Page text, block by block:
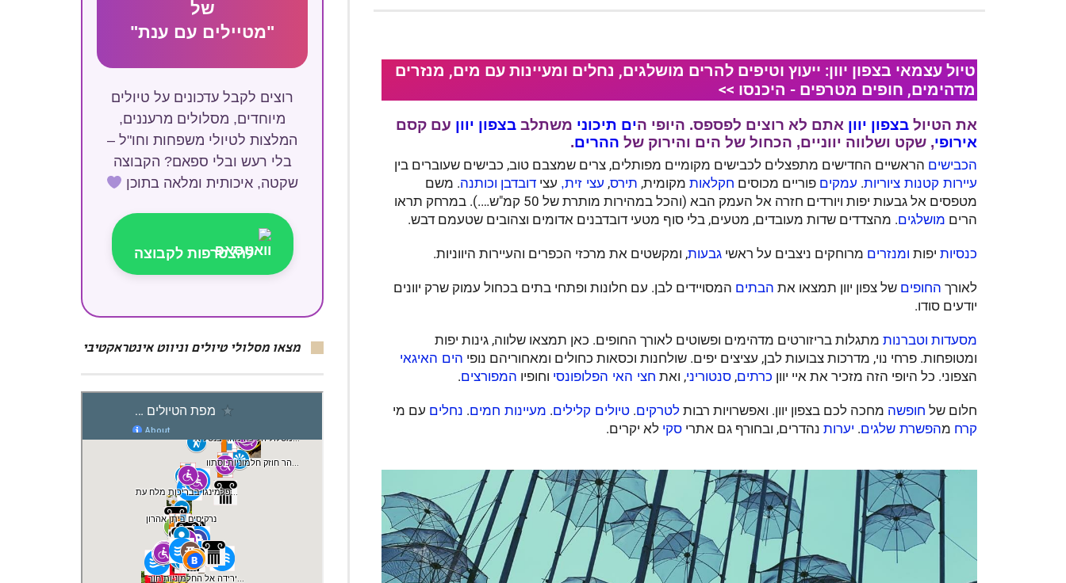
טיול עצמאי בצפון יוון: ייעוץ וטיפים להרים מושלגים, נחלים ומעיינות עם מים, מנזרים
מדהימים, חופים מטרפים - היכנסו >>
את הטיול בצפון יוון אתם לא רוצים לפספס. היופי הים תיכוני משתלב בצפון יוון עם קסם
אירופי, שקט ושלווה יווניים, הכחול של הים והירוק של ההרים.
הכבישים הראשיים החדישים מתפצלים לכבישים מקומיים מפותלים, צרים שמצבם טוב, כבישים שעוברים בין
עיירות קטנות ציוריות. עמקים פוריים מכוסים חקלאות מקומית, תירס, עצי זית, עצי דובדבן וכותנה. משם
מטפסים אל גבעות יפות ויורדים חזרה אל העמק הבא (והכל במהירות מותרת של 50 קמ"ש….). במרחק תראו
הרים מושלגים. מהצדדים שדות מעובדים, מטעים, בלי סוף מטעי דובדבנים אדומים וצהובים שטעמם דבש.
כנסיות יפות ומנזרים מרוחקים ניצבים על ראשי גבעות, ומקשטים את מרכזי הכפרים והעיירות היווניות.
לאורך החופים של צפון יוון תמצאו את הבתים המסויידים לבן. עם חלונות ופתחי בתים בכחול עמוק שרק יוונים
יודעים סודו.
מסעדות וטברנות מתגלות בריזורטים מדהימים ופשוטים לאורך החופים. כאן תמצאו שלווה, גינות יפות
ומטופחות. פרחי נוי, מדרכות צבועות לבן, עציצים יפים. שולחנות וכסאות כחולים ומאחוריהם נופי הים האיגאי
הצפוני. כל היופי הזה מזכיר את איי יוון כרתים, סנטוריני, ואת חצי האי הפלופונסי וחופיו המפורצים.
חלום של חופשה מחכה לכם בצפון יוון. ואפשרויות רבות לטרקים. טיולים קלילים. מעיינות חמים. נחלים עם מי
קרח מהפשרת שלגים. יערות נהדרים, ובחורף גם אתרי סקי לא יקרים.
של
"מטיילים עם ענת"
רוצים לקבל עדכונים על טיולים
מיוחדים, מסלולים מרעננים,
המלצות לטיולי משפחות וחו"ל –
בלי רעש ובלי ספאם? הקבוצה
שקטה, איכותית ומלאה בתוכן
להצטרפות לקבוצה
מצאו מסלולי טיולים וניווט אינטראקטיבי